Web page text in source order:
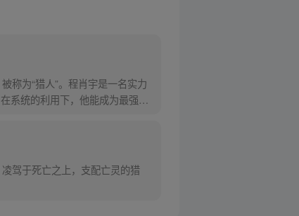
称为“猎人”。程肖宇是一名实力
系统的利用下，他能成为最强猎
驾于死亡之上，支配亡灵的猎